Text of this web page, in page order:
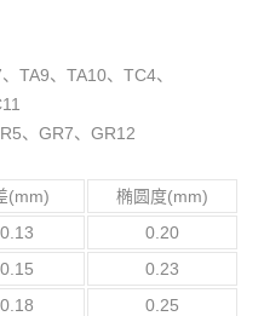
TA9、TA10、TC4、
、GR7、GR12
(mm)
椭圆度(mm)
0.20
0.23
0.25